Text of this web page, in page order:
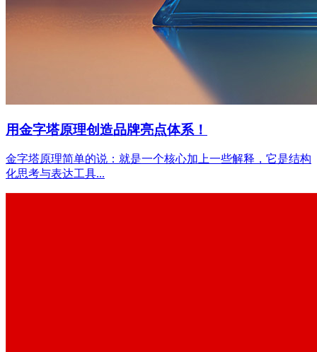
用金字塔原理创造品牌亮点体系！
金字塔原理简单的说：就是一个核心加上一些解释，它是结构
化思考与表达工具...